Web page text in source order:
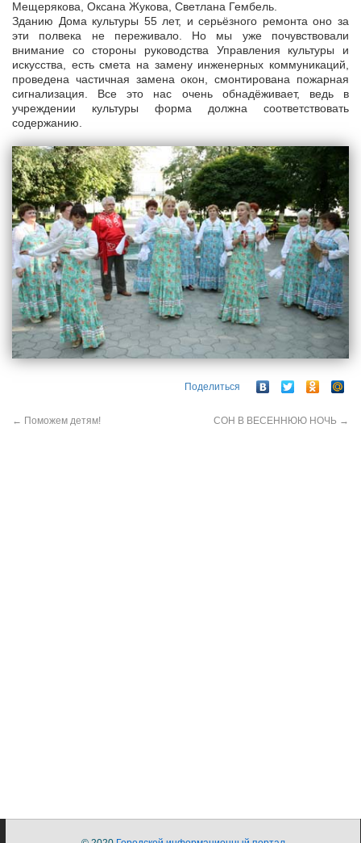
Мещерякова, Оксана Жукова, Светлана Гембель.
Зданию Дома культуры 55 лет, и серьёзного ремонта оно за
эти полвека не переживало. Но мы уже почувствовали
внимание со стороны руководства Управления культуры и
искусства, есть смета на замену инженерных коммуникаций,
проведена частичная замена окон, смонтирована пожарная
сигнализация. Все это нас очень обнадёживает, ведь в
учреждении культуры форма должна соответствовать
содержанию.
Поделиться
← Поможем детям! СОН В ВЕСЕННЮЮ НОЧЬ →